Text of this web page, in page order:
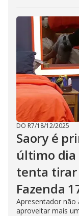
DO R7/18/12/2025
Saory é
último
tenta tirar
Fazenda
Apresentador não
aproveitar mais